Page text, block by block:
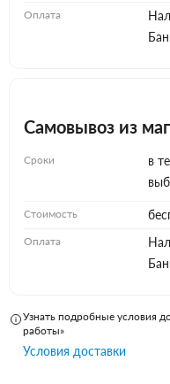
Оплата
Самовывоз из
Сроки
в
Стоимость
Оплата
Узнать подробные условия
работы»
Условия доставки